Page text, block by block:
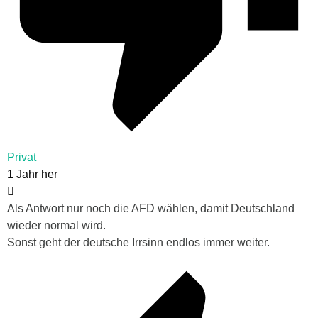
Privat
1 Jahr her
Als Antwort nur noch die AFD wählen, damit Deutschland
wieder normal wird.
Sonst geht der deutsche Irrsinn endlos immer weiter.